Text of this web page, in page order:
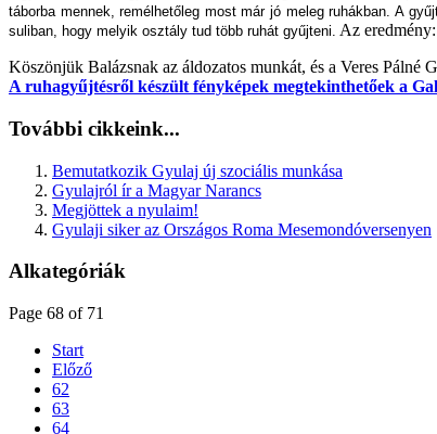
táborba mennek, remélhetőleg most már jó melegruhákban. A
suliban, hogy melyik osztály tud több ruhát gyűjteni. Az
Köszönjük Balázsnak az áldozatos munkát, és a Veres Pálné
A ruhagyűjtésről készült fényképek megtekinthetőek a
További cikkeink...
Bemutatkozik Gyulaj új szociális munkása
Gyulajról ír a Magyar Narancs
Megjöttek a nyulaim!
Gyulaji siker az Országos Roma Mesemondóversenyen
Alkategóriák
Page 68 of 71
Start
Előző
62
63
64